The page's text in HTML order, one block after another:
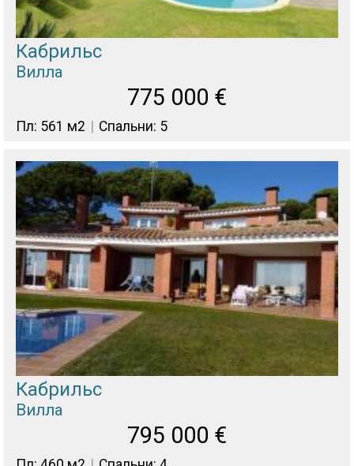
Кабрильс
Вилла
775 000 €
Пл: 561 м2 Спальни: 5
Кабрильс
Вилла
795 000 €